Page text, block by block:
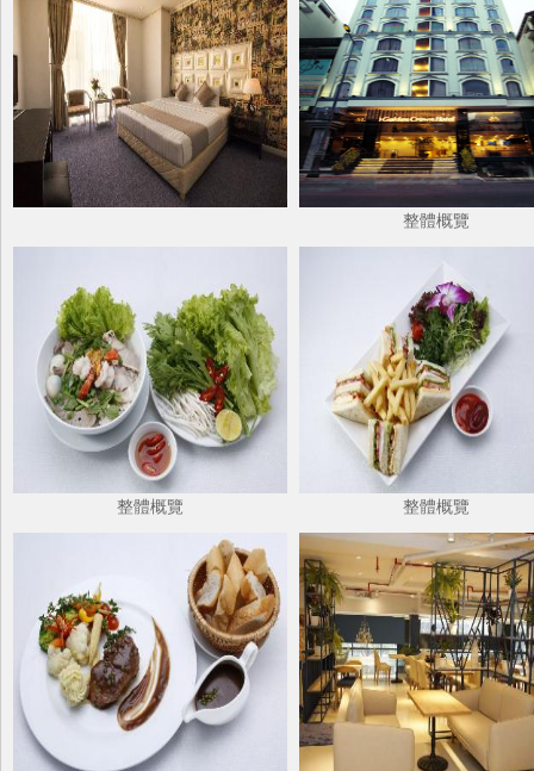
整體概覽
整體概覽 整體概覽